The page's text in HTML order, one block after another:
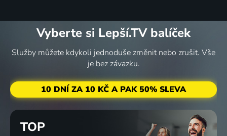
Vyberte si Lepší.TV balíček
Služby můžete kdykoli jednoduše změnit nebo zrušit. Vše
je bez závazku.
10 DNÍ ZA 10 KČ A PAK 50% SLEVA
TOP